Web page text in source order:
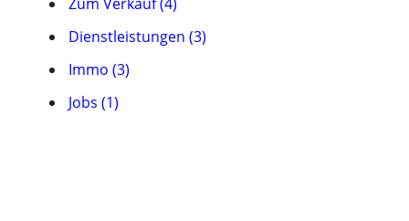
Dienstleistungen (3)
Immo (3)
Jobs (1)